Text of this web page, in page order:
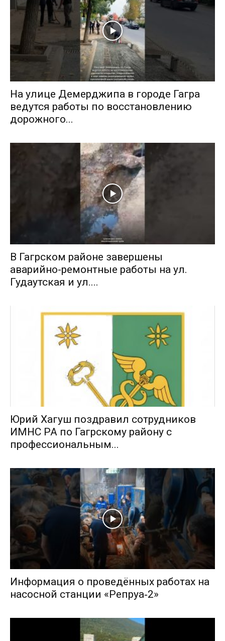
На улице Демерджипа в городе Гагра
ведутся работы по восстановлению
дорожного...
В Гагрском районе завершены
аварийно-ремонтные работы на ул.
Гудаутская и ул....
Юрий Хагуш поздравил сотрудников
ИМНС РА по Гагрскому району с
профессиональным...
Информация о проведённых работах на
насосной станции «Репруа‑2»